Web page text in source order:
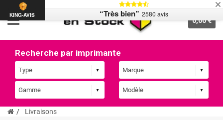
0,00 €
Recherche par imprimante
Livraisons
KING-AVIS “Très bien” 2580 avis